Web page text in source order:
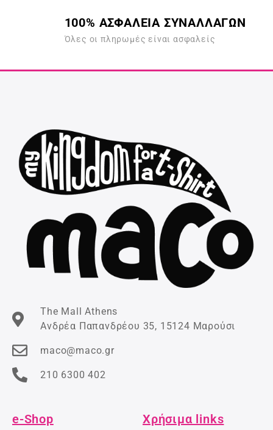
100% ΑΣΦΑΛΕΙΑ ΣΥΝΑΛΛΑΓΩΝ
Όλες οι πληρωμές είναι ασφαλείς
The Mall Athens
Ανδρέα Παπανδρέου 35, 15124 Μαρούσι
maco@maco.gr
210 6300 402
e-Shop Χρήσιμα links